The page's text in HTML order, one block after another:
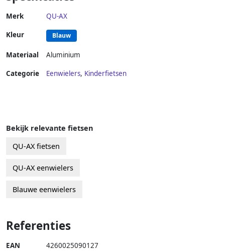
Merk QU-AX
Kleur Blauw
Materiaal Aluminium
Categorie Eenwielers, Kinderfietsen
Bekijk relevante fietsen
QU-AX fietsen
QU-AX eenwielers
Blauwe eenwielers
Referenties
EAN 4260025090127